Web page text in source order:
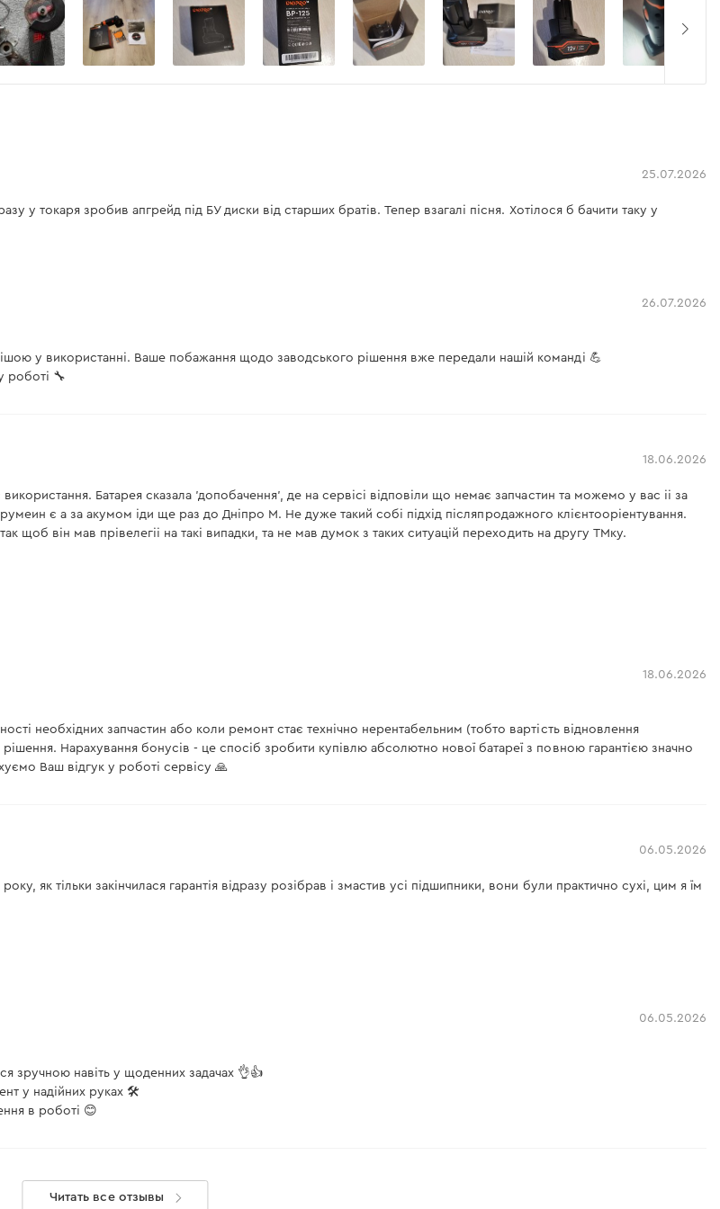
М5
есть
и ЗУ)
есть
есть
(без АКБ и ЗУ)"
25.07.2026
у токаря зробив апгрейд під БУ диски від старших братів. Тепер взагалі пісня. Хотілося б бачити таку у
26.07.2026
у використанні. Ваше побажання щодо заводського рішення вже передали нашій команді 💪
роботі 🔧
18.06.2026
Батарея сказала 'допобачення', де на сервісі відповіли що немає запчастин та можемо у вас іі за
є а за акумом іди ще раз до Дніпро М. Не дуже такий собі підхід післяпродажного клієнтооріентування.
щоб він мав прівелегіі на такі випадки, та не мав думок з таких ситуацій переходить на другу ТМку.
18.06.2026
необхідних запчастин або коли ремонт стає технічно нерентабельним (тобто вартість відновлення
Нарахування бонусів - це спосіб зробити купівлю абсолютно нової батареї з повною гарантією значно
Ваш відгук у роботі сервісу 🙏
06.05.2026
як тільки закінчилася гарантія відразу розібрав і змастив усі підшипники, вони були практично сухі, цим я їм
06.05.2026
зручною навіть у щоденних задачах 👌👍
у надійних руках 🛠️
в роботі 😊
Читать все отзывы